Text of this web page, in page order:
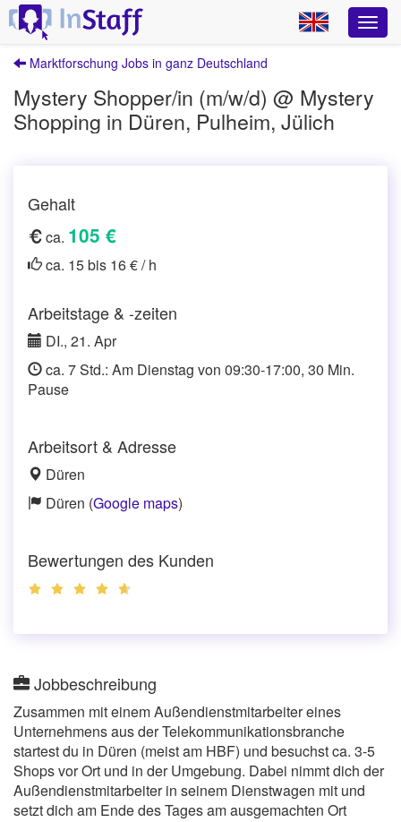
Marktforschung Jobs in ganz Deutschland
Mystery Shopper/in (m/w/d) @ Mystery
Shopping in Düren, Pulheim, Jülich
Gehalt
ca. 105 €
ca. 15 bis 16 € / h
Arbeitstage & -zeiten
DI., 21. Apr
ca. 7 Std.: Am Dienstag von 09:30-17:00, 30 Min.
Pause
Arbeitsort & Adresse
Düren
Düren (Google maps)
Bewertungen des Kunden
Jobbeschreibung
Zusammen mit einem Außendienstmitarbeiter eines
Unternehmens aus der Telekommunikationsbranche
startest du in Düren (meist am HBF) und besuchst ca. 3-5
Shops vor Ort und in der Umgebung. Dabei nimmt dich der
Außendienstmitarbeiter in seinem Dienstwagen mit und
setzt dich am Ende des Tages am ausgemachten Ort